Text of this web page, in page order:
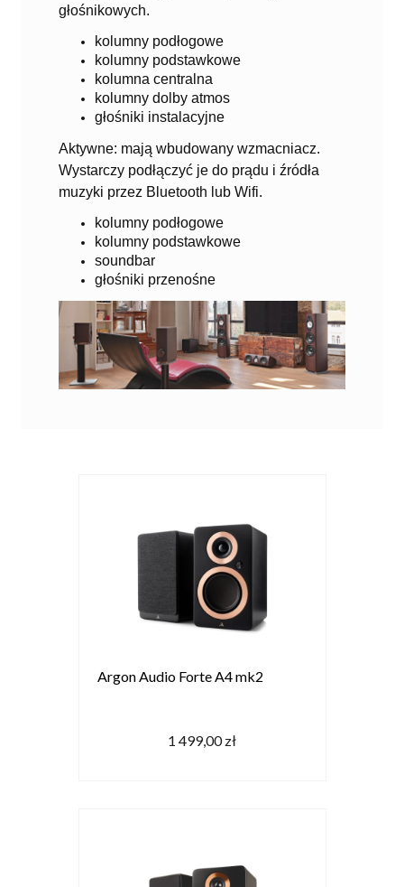
głośnikowych.
kolumny podłogowe
kolumny podstawkowe
kolumna centralna
kolumny dolby atmos
głośniki instalacyjne
Aktywne: mają wbudowany wzmacniacz.
Wystarczy podłączyć je do prądu i źródła
muzyki przez Bluetooth lub Wifi.
kolumny podłogowe
kolumny podstawkowe
soundbar
głośniki przenośne
Argon Audio Forte A4 mk2
1 499,00 zł